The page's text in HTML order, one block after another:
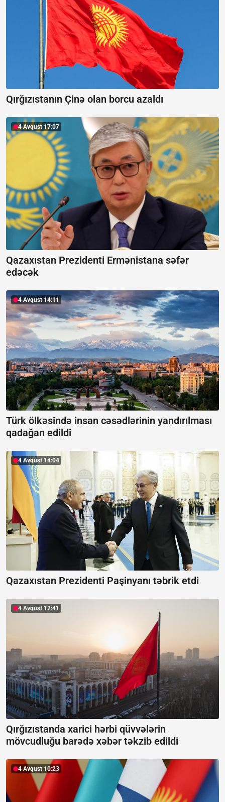
Qırğızıstanın Çinə olan borcu azaldı
4 Avqust 17:07
Qazaxıstan Prezidenti Ermənistana səfər
edəcək
4 Avqust 14:11
Türk ölkəsində insan cəsədlərinin yandırılması
qadağan edildi
4 Avqust 14:04
Qazaxıstan Prezidenti Paşinyanı təbrik etdi
4 Avqust 12:41
Qırğızıstanda xarici hərbi qüvvələrin
mövcudluğu barədə xəbər təkzib edildi
4 Avqust 10:23